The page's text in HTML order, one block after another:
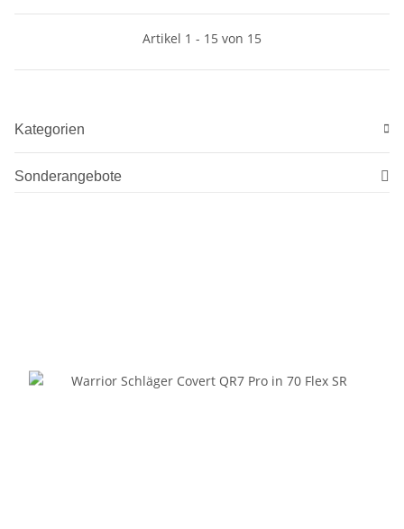
Artikel 1 - 15 von 15
Kategorien
Sonderangebote